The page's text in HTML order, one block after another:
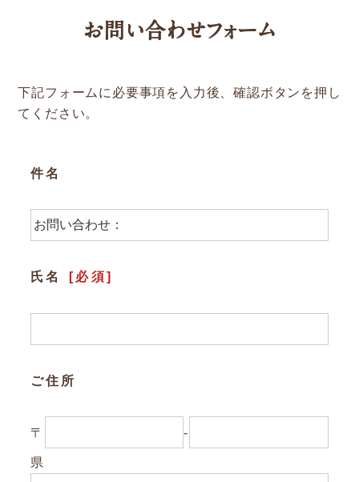
ぎふの木ネットの家づくり
補助金・お得情報
施工事例
参加企業/団体一覧
Column
構造材パッケージ
潜入！岐阜県産材ができるまで
Dr.みのりんの実験室
対談シリーズ
お問い合わせフォーム
下記フォームに必要事項を入力後、確認ボタンを押し
てください。
件名
氏名 [必須]
ご住所
〒 -
県